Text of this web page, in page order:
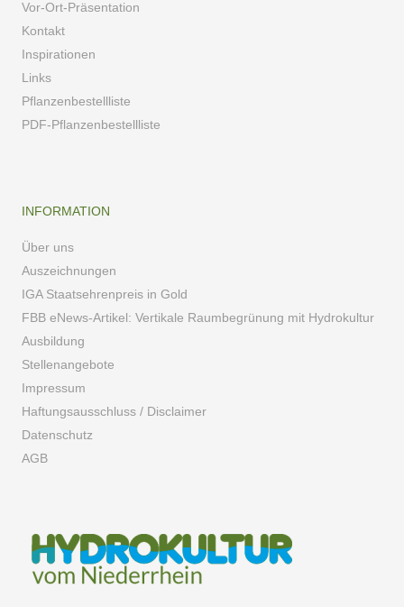
Vor-Ort-Präsentation
Kontakt
Inspirationen
Links
Pflanzenbestellliste
PDF-Pflanzenbestellliste
INFORMATION
Über uns
Auszeichnungen
IGA Staatsehrenpreis in Gold
FBB eNews-Artikel: Vertikale Raumbegrünung mit Hydrokultur
Ausbildung
Stellenangebote
Impressum
Haftungsausschluss / Disclaimer
Datenschutz
AGB